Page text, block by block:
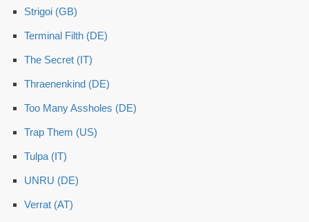
Strigoi (GB)
Terminal Filth (DE)
The Secret (IT)
Thraenenkind (DE)
Too Many Assholes (DE)
Trap Them (US)
Tulpa (IT)
UNRU (DE)
Verrat (AT)